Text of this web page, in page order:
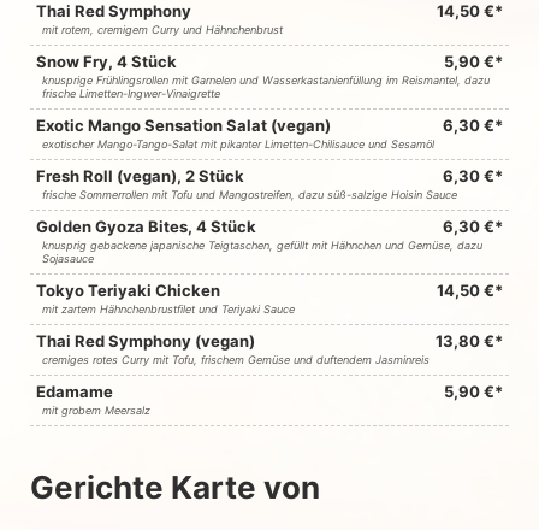
Thai Red Symphony 14,50 €*
mit rotem, cremigem Curry und Hähnchenbrust
Snow Fry, 4 Stück 5,90 €*
knusprige Frühlingsrollen mit Garnelen und Wasserkastanienfüllung im Reismantel, dazu
frische Limetten-Ingwer-Vinaigrette
Exotic Mango Sensation Salat (vegan) 6,30 €*
exotischer Mango-Tango-Salat mit pikanter Limetten-Chilisauce und Sesamöl
Fresh Roll (vegan), 2 Stück 6,30 €*
frische Sommerrollen mit Tofu und Mangostreifen, dazu süß-salzige Hoisin Sauce
Golden Gyoza Bites, 4 Stück 6,30 €*
knusprig gebackene japanische Teigtaschen, gefüllt mit Hähnchen und Gemüse, dazu
Sojasauce
Tokyo Teriyaki Chicken 14,50 €*
mit zartem Hähnchenbrustfilet und Teriyaki Sauce
Thai Red Symphony (vegan) 13,80 €*
cremiges rotes Curry mit Tofu, frischem Gemüse und duftendem Jasminreis
Edamame 5,90 €*
mit grobem Meersalz
Gerichte Karte von